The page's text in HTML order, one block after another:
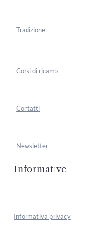
Tradizione
Corsi di ricamo
Contatti
Newsletter
Informative
Informativa privacy